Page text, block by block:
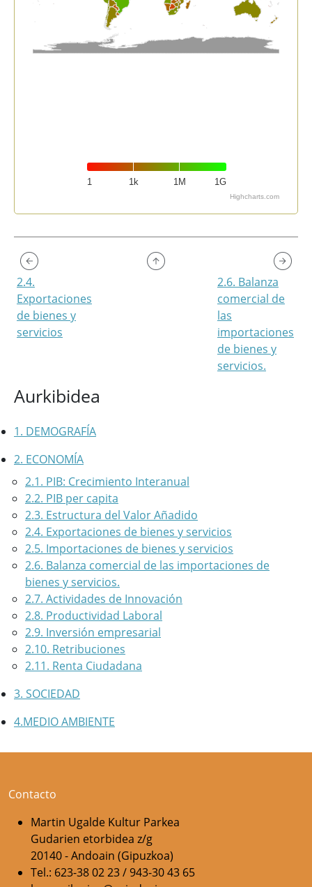
Aurkibidea
1. DEMOGRAFÍA
2. ECONOMÍA
2.1. PIB: Crecimiento Interanual
2.2. PIB per capita
2.3. Estructura del Valor Añadido
2.4. Exportaciones de bienes y servicios
2.5. Importaciones de bienes y servicios
2.6. Balanza comercial de las importaciones de
bienes y servicios.
2.7. Actividades de Innovación
2.8. Productividad Laboral
2.9. Inversión empresarial
2.10. Retribuciones
2.11. Renta Ciudadana
3. SOCIEDAD
4.MEDIO AMBIENTE
1 1k 1M 1G
Highcharts.com
2.4.
Exportaciones
de bienes y
servicios
2.6. Balanza
comercial de
las
importaciones
de bienes y
servicios.
Contacto
Martin Ugalde Kultur Parkea
Gudarien etorbidea z/g
20140 - Andoain (Gipuzkoa)
Tel.: 623-38 02 23 / 943-30 43 65